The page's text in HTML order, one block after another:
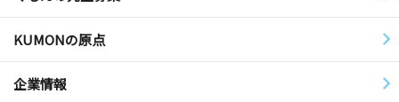
KUMONの原点
企業情報